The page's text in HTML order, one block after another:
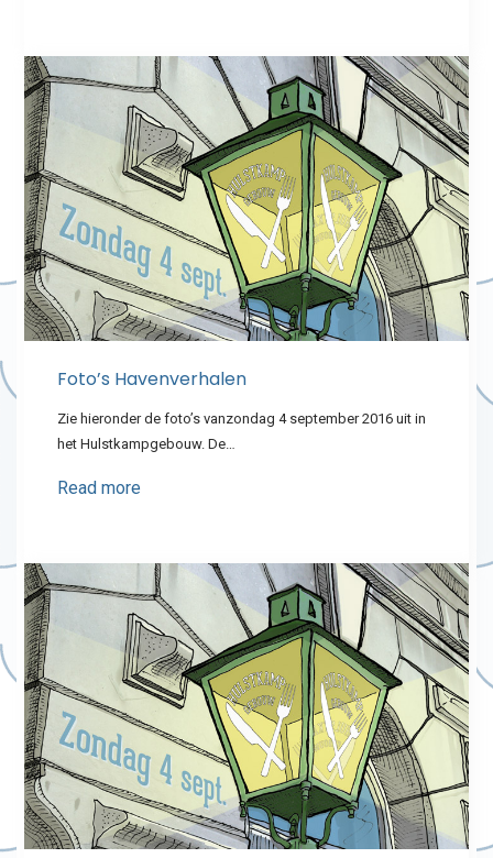
Foto’s Havenverhalen
Zie hieronder de foto’s vanzondag 4 september 2016 uit in
het Hulstkampgebouw. De…
Read more